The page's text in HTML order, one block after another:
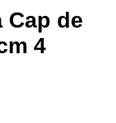
Cap de
4